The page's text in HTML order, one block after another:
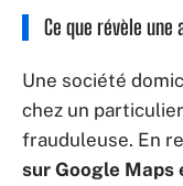
Ce que révèle une
Une société
chez un
frauduleuse. En
sur Google Maps